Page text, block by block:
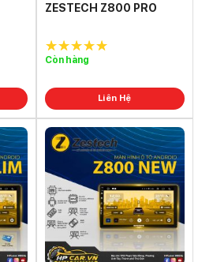
ZESTECH Z800 PRO
5.0out of
Còn hàng
Liên Hệ